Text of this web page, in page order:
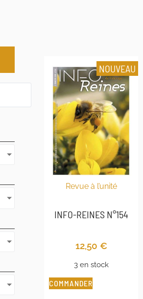
NOUVEAU
Revue à l’unité
INFO-REINES N°154
12,50 €
3 en stock
COMMANDER